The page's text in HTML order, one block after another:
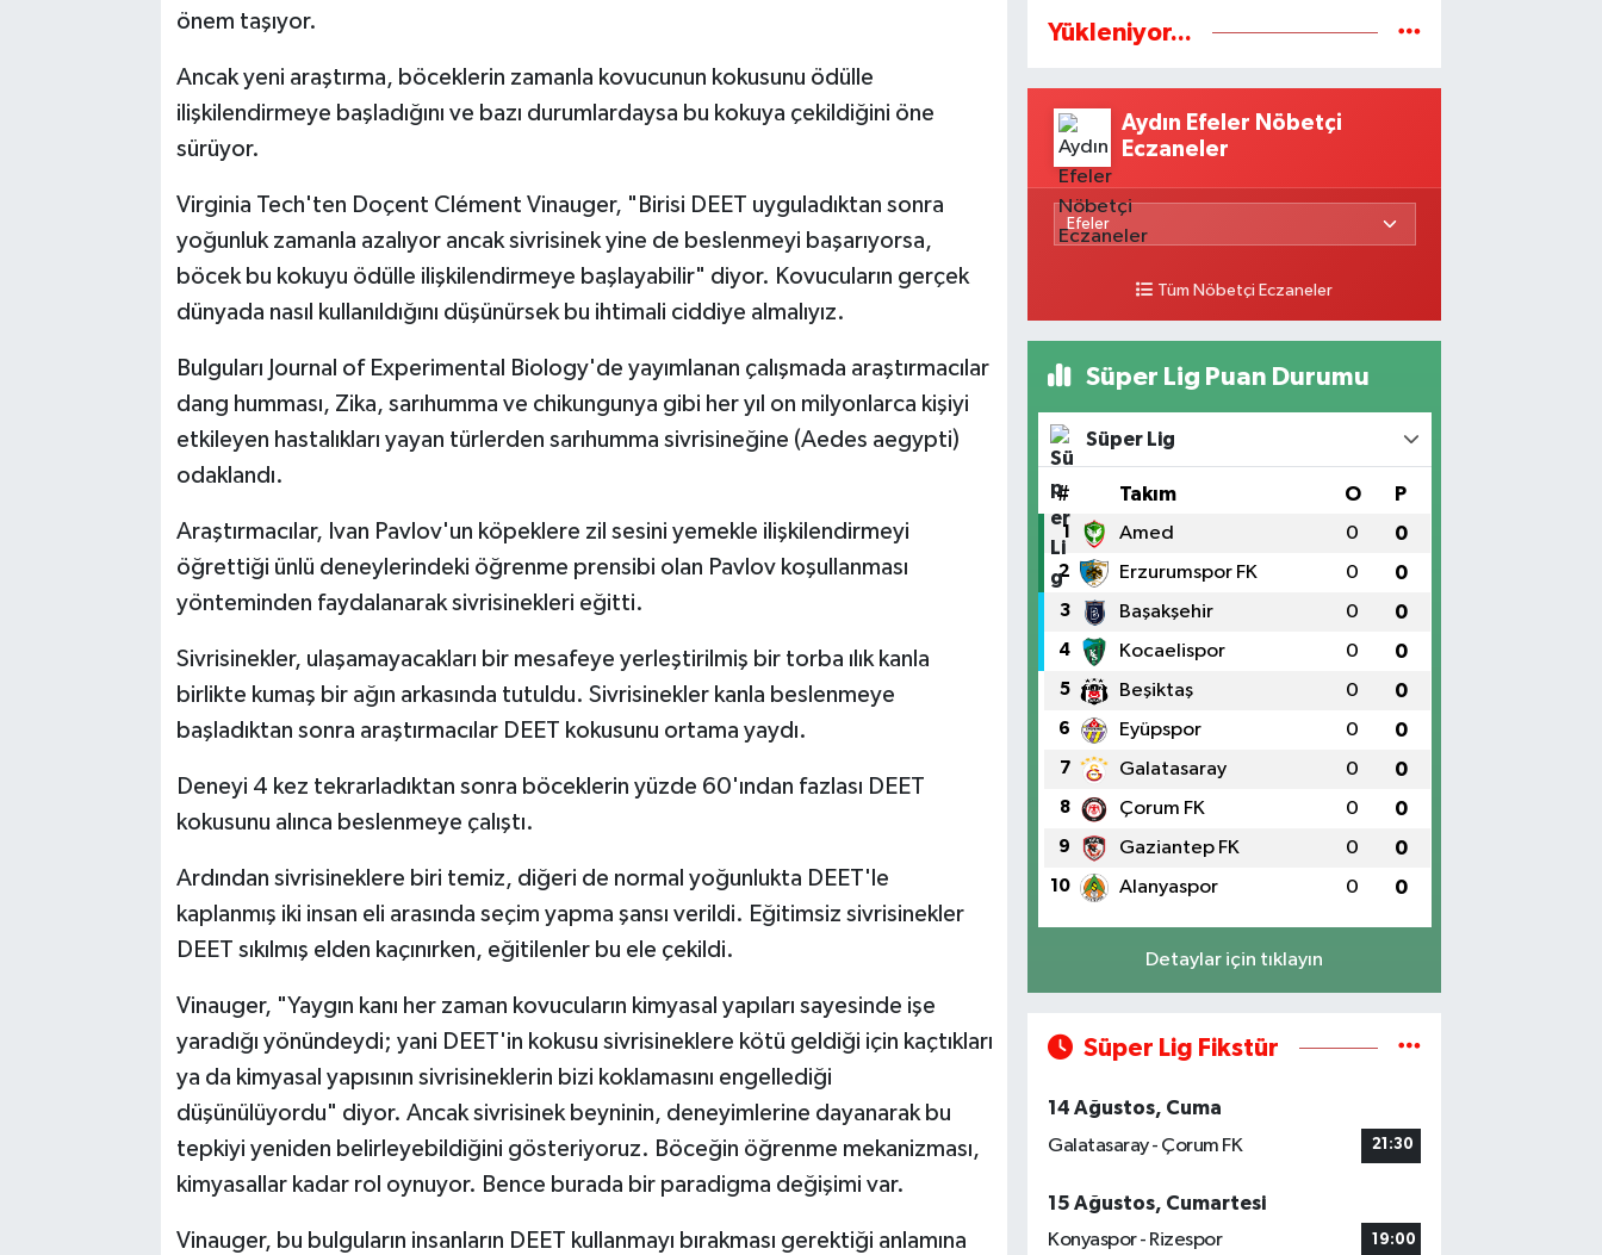
önem taşıyor.
Ancak yeni araştırma, böceklerin zamanla kovucunun kokusunu ödülle
ilişkilendirmeye başladığını ve bazı durumlardaysa bu kokuya çekildiğini öne
sürüyor.
Virginia Tech'ten Doçent Clément Vinauger, "Birisi DEET uyguladıktan sonra
yoğunluk zamanla azalıyor ancak sivrisinek yine de beslenmeyi başarıyorsa,
böcek bu kokuyu ödülle ilişkilendirmeye başlayabilir" diyor. Kovucuların gerçek
dünyada nasıl kullanıldığını düşünürsek bu ihtimali ciddiye almalıyız.
Bulguları Journal of Experimental Biology'de yayımlanan çalışmada araştırmacılar
dang humması, Zika, sarıhumma ve chikungunya gibi her yıl on milyonlarca kişiyi
etkileyen hastalıkları yayan türlerden sarıhumma sivrisineğine (Aedes aegypti)
odaklandı.
Araştırmacılar, Ivan Pavlov'un köpeklere zil sesini yemekle ilişkilendirmeyi
öğrettiği ünlü deneylerindeki öğrenme prensibi olan Pavlov koşullanması
yönteminden faydalanarak sivrisinekleri eğitti.
Sivrisinekler, ulaşamayacakları bir mesafeye yerleştirilmiş bir torba ılık kanla
birlikte kumaş bir ağın arkasında tutuldu. Sivrisinekler kanla beslenmeye
başladıktan sonra araştırmacılar DEET kokusunu ortama yaydı.
Deneyi 4 kez tekrarladıktan sonra böceklerin yüzde 60'ından fazlası DEET
kokusunu alınca beslenmeye çalıştı.
Ardından sivrisineklere biri temiz, diğeri de normal yoğunlukta DEET'le
kaplanmış iki insan eli arasında seçim yapma şansı verildi. Eğitimsiz sivrisinekler
DEET sıkılmış elden kaçınırken, eğitilenler bu ele çekildi.
Vinauger, "Yaygın kanı her zaman kovucuların kimyasal yapıları sayesinde işe
yaradığı yönündeydi; yani DEET'in kokusu sivrisineklere kötü geldiği için kaçtıkları
ya da kimyasal yapısının sivrisineklerin bizi koklamasını engellediği
düşünülüyordu" diyor. Ancak sivrisinek beyninin, deneyimlerine dayanarak bu
tepkiyi yeniden belirleyebildiğini gösteriyoruz. Böceğin öğrenme mekanizması,
kimyasallar kadar rol oynuyor. Bence burada bir paradigma değişimi var.
Vinauger, bu bulguların insanların DEET kullanmayı bırakması gerektiği anlamına
Yükleniyor...
Aydın Efeler Nöbetçi
Eczaneler
Tüm Nöbetçi Eczaneler
Süper Lig Puan Durumu
Süper Lig
# Takım O P
1 Amed 0 0
2 Erzurumspor FK 0 0
3 Başakşehir 0 0
4 Kocaelispor 0 0
5 Beşiktaş 0 0
6 Eyüpspor 0 0
7 Galatasaray 0 0
8 Çorum FK 0 0
9 Gaziantep FK 0 0
10 Alanyaspor 0 0
Detaylar için tıklayın
Süper Lig Fikstür
14 Ağustos, Cuma
Galatasaray - Çorum FK
21:30
15 Ağustos, Cumartesi
Konyaspor - Rizespor
19:00